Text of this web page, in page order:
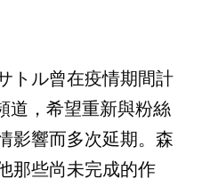
トル曾在疫情期間計
道，希望重新與粉絲
影響而多次延期。森
那些尚未完成的作